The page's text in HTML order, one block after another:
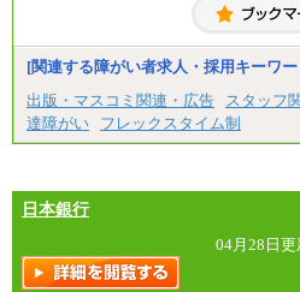
■(株)JTBコミュニケー
総合職 月給230,000円
みなし残業手当：
残業手当の残業時間は
間に応じて、時間外手
エリアサポート職 月
訪日事業職 月給
給
※詳細はJTBキャリア
[関連する障がい者求人・採用キーワ
出版・マスコミ関連・広告
スタッフ
達障がい
フレックスタイム制
日本銀行
04月28日